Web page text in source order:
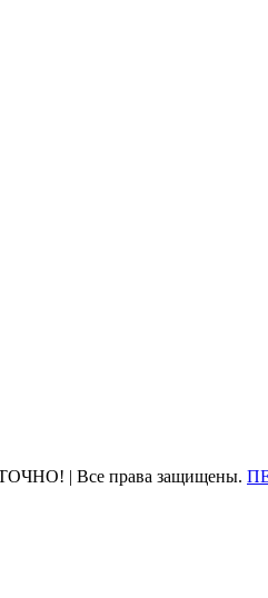
| Все права защищены.